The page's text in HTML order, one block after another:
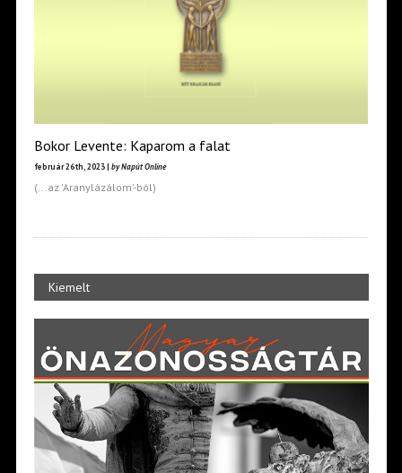
Bokor Levente: Kaparom a falat
február 26th, 2023 | by Napút Online
(...az 'Aranylázálom'-ból)
Kiemelt